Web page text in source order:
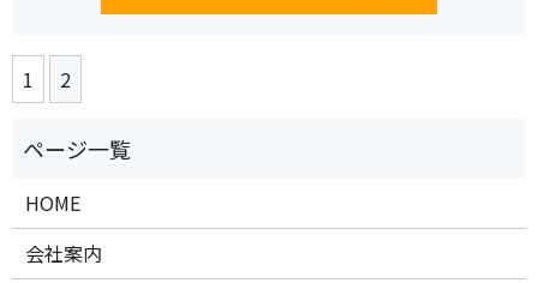
1 2
HOME
会社案内